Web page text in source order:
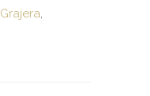
,